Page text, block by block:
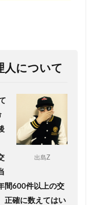
人について
出島Z
間600件以上の交
正確に数えてはい